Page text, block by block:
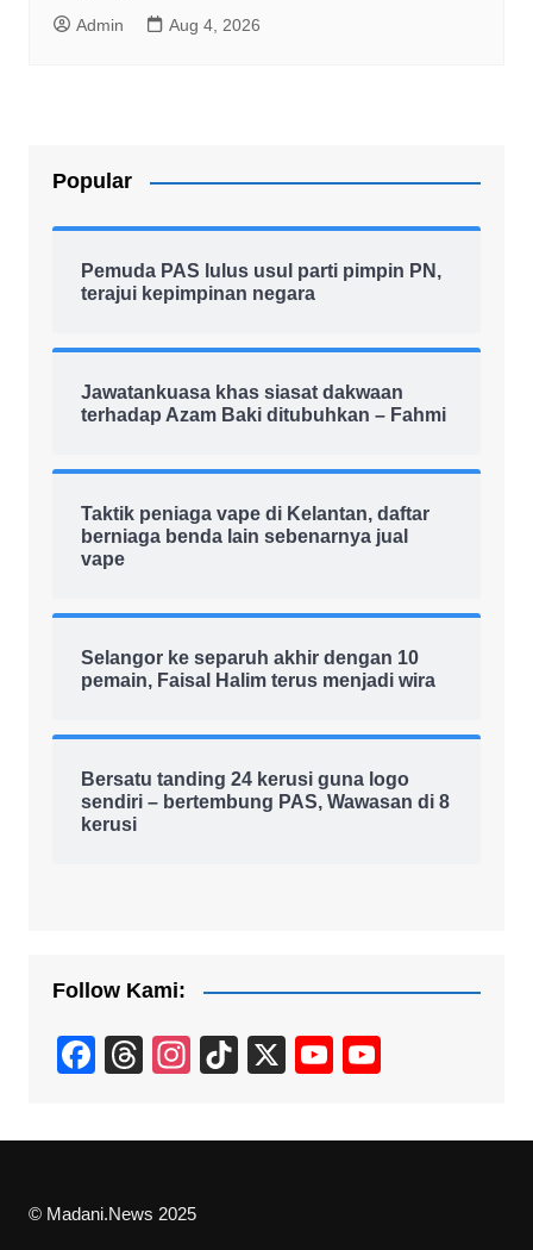
Admin Aug 4, 2026
Popular
Pemuda PAS lulus usul parti pimpin PN,
terajui kepimpinan negara
Jawatankuasa khas siasat dakwaan
terhadap Azam Baki ditubuhkan – Fahmi
Taktik peniaga vape di Kelantan, daftar
berniaga benda lain sebenarnya jual
vape
Selangor ke separuh akhir dengan 10
pemain, Faisal Halim terus menjadi wira
Bersatu tanding 24 kerusi guna logo
sendiri – bertembung PAS, Wawasan di 8
kerusi
Follow Kami:
F
c
b
T
e
d
In
a
a
Ti
T
X
Y
u
u
© Madani.News 2025